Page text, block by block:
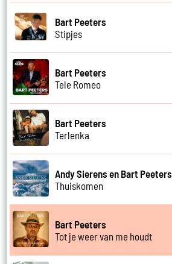
Bart Peeters
Stipjes
Bart Peeters
Tele Romeo
Bart Peeters
Terlenka
Andy Sierens en Bart Peeters
Thuiskomen
Bart Peeters
Tot je weer van me houdt